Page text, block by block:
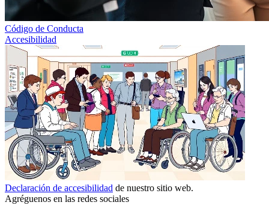
Código de Conducta
Accesibilidad
Declaración de accesibilidad de nuestro sitio web.
Agréguenos en las redes sociales